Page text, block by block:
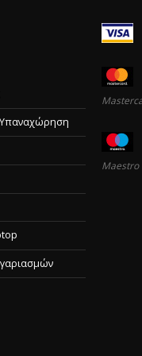
Υπαναχώρηση
Maestro